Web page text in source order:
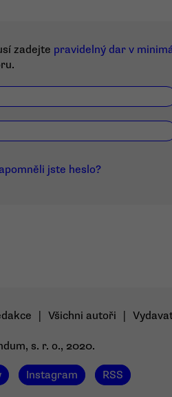
zadejte pravidelný dar v
jste heslo?
Všichni autoři
s. r. o., 2020.
Instagram RSS